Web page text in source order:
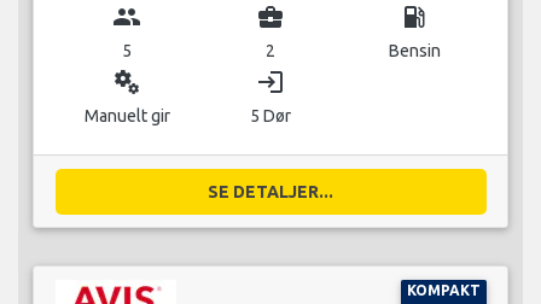
group
5
business_center
2
local_gas_station
Bensin
miscellaneous_services
Manuelt gir
login
5 Dør
SE DETALJER...
KOMPAKT